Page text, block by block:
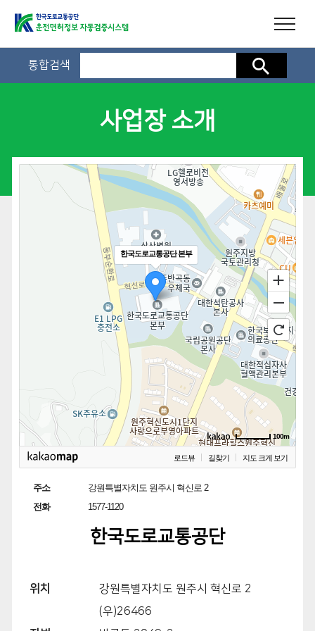
통합검색 검색
사업장 소개
한국도로교통공단 본부
100m
로드뷰 길찾기 지도 크게 보기
주소
강원특별자치도 원주시 혁신로 2
전화
1577-1120
한국도로교통공단
위치
강원특별자치도 원주시 혁신로 2
(우)26466